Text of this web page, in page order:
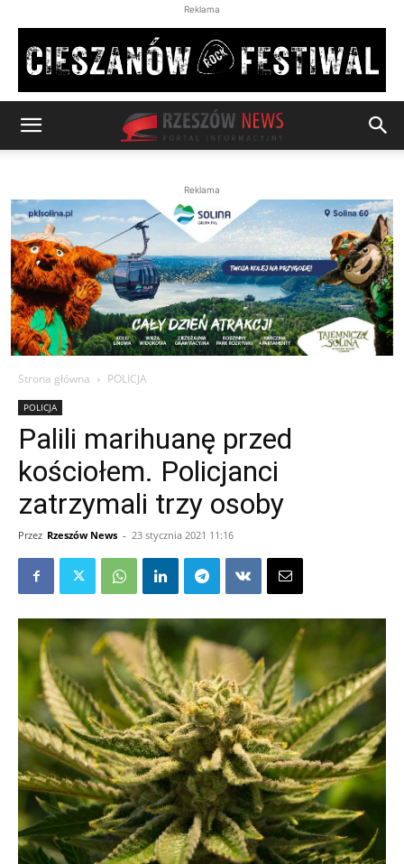
Reklama
Reklama
Strona główna POLICJA
POLICJA
Palili marihuanę przed
kościołem. Policjanci
zatrzymali trzy osoby
Przez Rzeszów News - 23 stycznia 2021 11:16